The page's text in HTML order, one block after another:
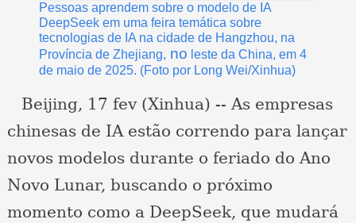
Pessoas aprendem sobre o modelo de IA
DeepSeek em uma feira temática sobre
tecnologias de IA na cidade de Hangzhou, na
Província de Zhejiang, no leste da China, em 4
de maio de 2025. (Foto por Long Wei/Xinhua)
Beijing, 17 fev (Xinhua) -- As empresas
chinesas de IA estão correndo para lançar
novos modelos durante o feriado do Ano
Novo Lunar, buscando o próximo
momento como a DeepSeek, que mudará